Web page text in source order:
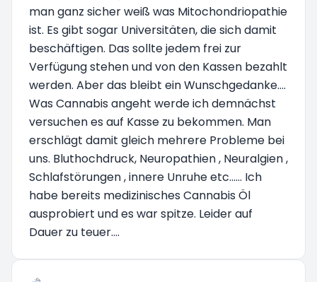
man ganz sicher weiß was Mitochondriopathie
ist. Es gibt sogar Universitäten, die sich damit
beschäftigen. Das sollte jedem frei zur
Verfügung stehen und von den Kassen bezahlt
werden. Aber das bleibt ein Wunschgedanke....
Was Cannabis angeht werde ich demnächst
versuchen es auf Kasse zu bekommen. Man
erschlägt damit gleich mehrere Probleme bei
uns. Bluthochdruck, Neuropathien , Neuralgien ,
Schlafstörungen , innere Unruhe etc...... Ich
habe bereits medizinisches Cannabis Öl
ausprobiert und es war spitze. Leider auf
Dauer zu teuer....